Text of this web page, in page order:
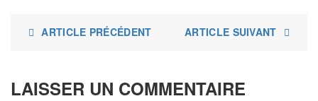
ARTICLE PRÉCÉDENT ARTICLE SUIVANT
LAISSER UN COMMENTAIRE